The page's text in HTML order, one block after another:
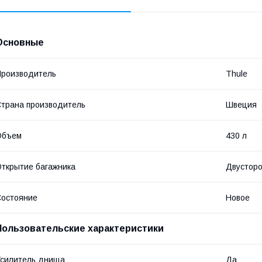
Thule
производитель Швеция
430 л
багажника
Новое
характеристики
днища Да